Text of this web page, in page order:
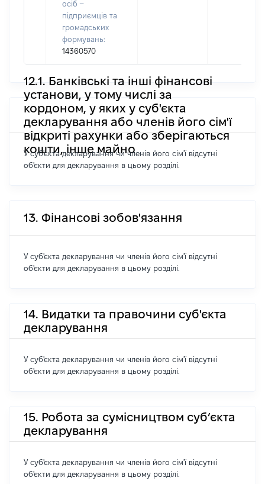
осіб –
підприємців та
громадських
формувань:
14360570
12.1. Банківські та інші фінансові
установи, у тому числі за
кордоном, у яких у суб'єкта
декларування або членів його сім'ї
відкриті рахунки або зберігаються
кошти, інше майно
У суб'єкта декларування чи членів його сім'ї відсутні
об'єкти для декларування в цьому розділі.
13. Фінансові зобов'язання
У суб'єкта декларування чи членів його сім'ї відсутні
об'єкти для декларування в цьому розділі.
14. Видатки та правочини суб'єкта
декларування
У суб'єкта декларування чи членів його сім'ї відсутні
об'єкти для декларування в цьому розділі.
15. Робота за сумісництвом суб’єкта
декларування
У суб'єкта декларування чи членів його сім'ї відсутні
об'єкти для декларування в цьому розділі.